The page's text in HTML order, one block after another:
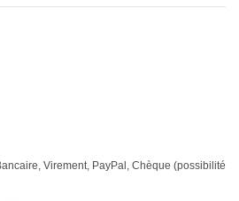
Virement, PayPal, Chèque (possibilité